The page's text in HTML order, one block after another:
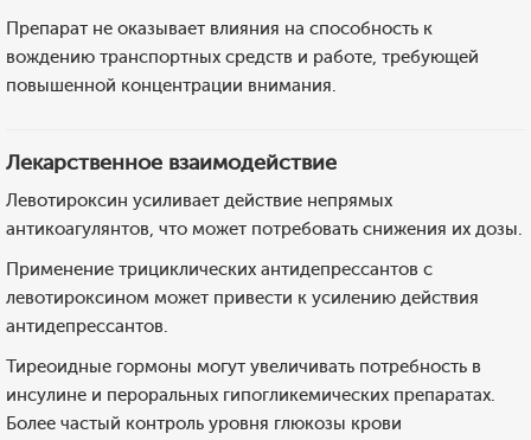
Препарат не оказывает влияния на способность к
вождению транспортных средств и работе, требующей
повышенной концентрации внимания.
Лекарственное взаимодействие
Левотироксин усиливает действие непрямых
антикоагулянтов, что может потребовать снижения их дозы.
Применение трициклических антидепрессантов с
левотироксином может привести к усилению действия
антидепрессантов.
Тиреоидные гормоны могут увеличивать потребность в
инсулине и пероральных гипогликемических препаратах.
Более частый контроль уровня глюкозы крови